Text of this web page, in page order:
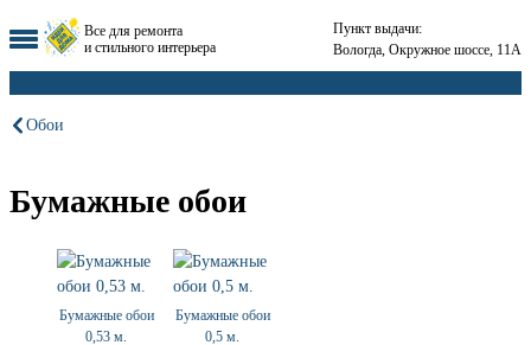
Все для ремонта
и стильного интерьера
Пункт выдачи:
Вологда, Окружное шоссе, 11А
Обои
Бумажные обои
Бумажные обои
0,53 м.
Бумажные обои
0,5 м.